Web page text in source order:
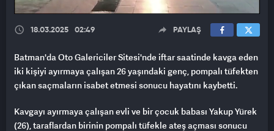
18.03.2025 02:49 PAYLAŞ
Batman'da Oto Galericiler Sitesi'nde iftar saatinde kavga eden
iki kişiyi ayırmaya çalışan 26 yaşındaki genç, pompalı tüfekten
çıkan saçmaların isabet etmesi sonucu hayatını kaybetti.
Kavgayı ayırmaya çalışan evli ve bir çocuk babası Yakup Yürek
(26), taraflardan birinin pompalı tüfekle ateş açması sonucu